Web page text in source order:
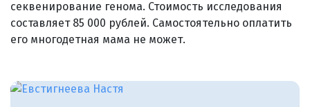
секвенирование генома. Стоимость исследования
составляет 85 000 рублей. Самостоятельно оплатить
его многодетная мама не может.